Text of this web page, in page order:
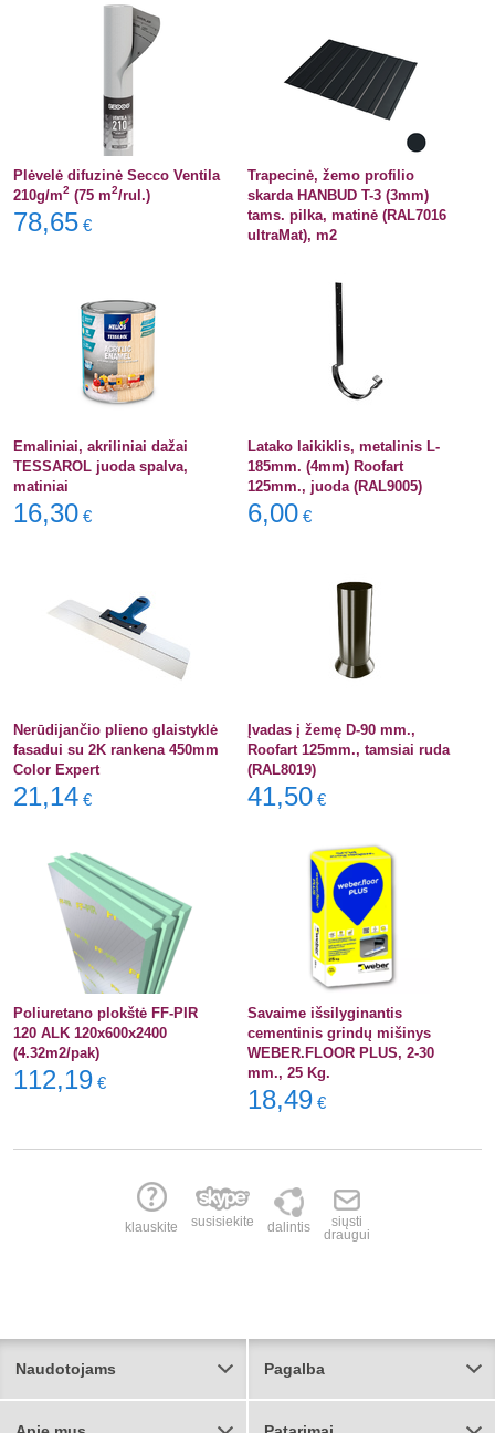
Plėvelė difuzinė Secco Ventila
210g/m2 (75 m2/rul.)
78,65 €
Trapecinė, žemo profilio
skarda HANBUD T-3 (3mm)
tams. pilka, matinė (RAL7016
ultraMat), m2
Emaliniai, akriliniai dažai
TESSAROL juoda spalva,
matiniai
16,30 €
Latako laikiklis, metalinis L-
185mm. (4mm) Roofart
125mm., juoda (RAL9005)
6,00 €
Nerūdijančio plieno glaistyklė
fasadui su 2K rankena 450mm
Color Expert
21,14 €
Įvadas į žemę D-90 mm.,
Roofart 125mm., tamsiai ruda
(RAL8019)
41,50 €
Poliuretano plokštė FF-PIR
120 ALK 120x600x2400
(4.32m2/pak)
112,19 €
Savaime išsilyginantis
cementinis grindų mišinys
WEBER.FLOOR PLUS, 2-30
mm., 25 Kg.
18,49 €
klauskite susisiekite dalintis
siųsti
draugui
Naudotojams Pagalba